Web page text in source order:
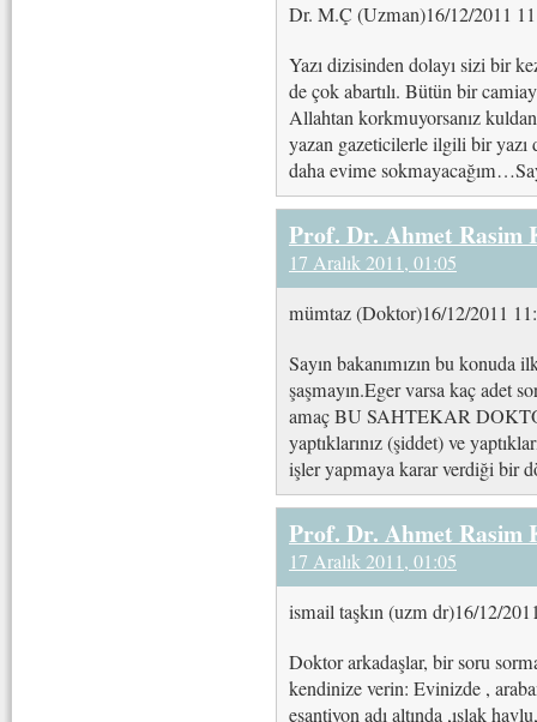
Dr. M.Ç (Uzman)16/12/2011
Yazı dizisinden dolayı sizi bir
de çok abartılı. Bütün bir
Allahtan korkmuyorsanız
yazan gazeticilerle ilgili bir yazı
daha evime
Prof. Dr. Ahmet Rasim
17 Aralık 2011, 01:05
mümtaz (Doktor)16/12/2011
Sayın bakanımızın bu konuda
şaşmayın.Eger varsa kaç adet
amaç BU SAHTEKAR
yaptıklarınız (şiddet) ve
işler yapmaya karar verdiği bir
Prof. Dr. Ahmet Rasim
17 Aralık 2011, 01:05
ismail taşkın (uzm dr)16/12/
Doktor arkadaşlar, bir soru
kendinize verin: Evinizde ,
eşantiyon adı altında ,ıslak